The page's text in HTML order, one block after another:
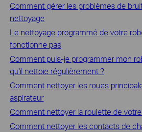
Comment gérer les problèmes de
nettoyage
Le nettoyage programmé de votre
fonctionne pas
Comment puis-je programmer mon
qu'il nettoie régulièrement ?
Comment nettoyer les roues
aspirateur
Comment nettoyer la roulette de
Comment nettoyer les contacts de